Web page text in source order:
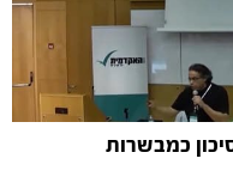
כמבשרות